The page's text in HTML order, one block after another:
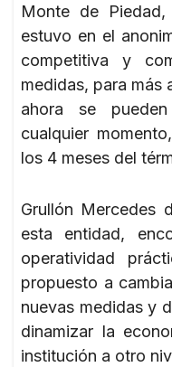
Monte de
estuvo en el
competitiva y
medidas, para más
ahora se
cualquier
los 4 meses del
Grullón Mercedes
esta entidad,
operatividad
propuesto a
nuevas medidas y
dinamizar la
institución a otro